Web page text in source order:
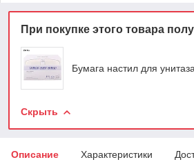
При покупке этого товара
Бумага настил для
Скрыть
Описание Характеристики